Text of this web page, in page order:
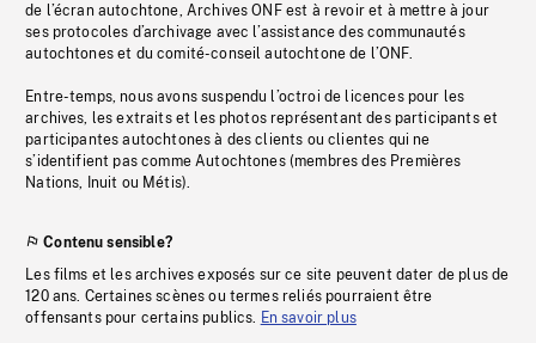
de l’écran autochtone, Archives ONF est à revoir et à mettre à jour
ses protocoles d’archivage avec l’assistance des communautés
autochtones et du comité-conseil autochtone de l’ONF.
Entre-temps, nous avons suspendu l’octroi de licences pour les
archives, les extraits et les photos représentant des participants et
participantes autochtones à des clients ou clientes qui ne
s’identifient pas comme Autochtones (membres des Premières
Nations, Inuit ou Métis).
Contenu sensible?
Les films et les archives exposés sur ce site peuvent dater de plus de
120 ans. Certaines scènes ou termes reliés pourraient être
offensants pour certains publics. En savoir plus